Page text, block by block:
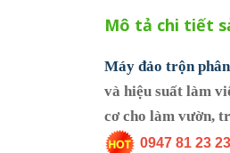
Mô tả chi tiết
Máy đảo trộn
và hiệu suất làm
cơ cho làm vườn,
0947 81 23